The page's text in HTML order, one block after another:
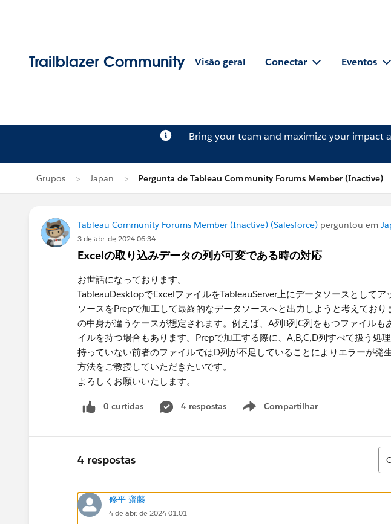
Trailblazer Community Visão geral Conectar Eventos
Bring your team and maximize your impact
Grupos Japan Pergunta de Tableau Community Forums Member (Inactive)
Tableau Community Forums Member (Inactive) (Salesforce) perguntou em
3 de abr. de 2024 06:34
Excelの取り込みデータの列が可変である時の対応
お世話になっております。
TableauDesktopでExcelファイルをTableauServer上にデータソースとしてア
ソースをPrepで加工して最終的なデータソースへと出力しようと考えてお
の中身が違うケースが想定されます。例えば、A列B列C列をもつファイルも
イルを持つ場合もあります。Prepで加工する際に、A,B,C,D列すべて扱う処
持っていない前者のファイルではD列が不足していることによりエラーが発
方法をご教授していただきたいです。
よろしくお願いいたします。
0 curtidas 4 respostas Compartilhar
Show menu
4 respostas
修平 齋藤
4 de abr. de 2024 01:01